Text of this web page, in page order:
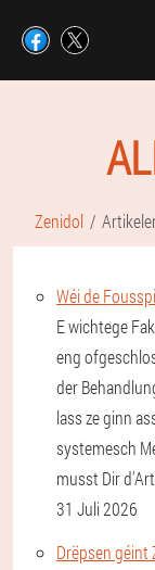
Zenidol
Wéi de
E wichtege
eng
der
lass ze ginn
systemesch
musst Dir
31 Juli 2026
Drëpsen géint